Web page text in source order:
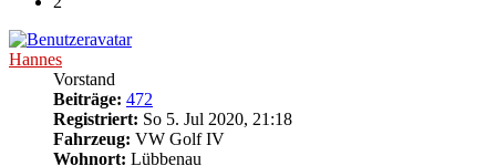
Hannes
Vorstand
Beiträge: 472
Registriert: So 5. Jul 2020, 21:18
Fahrzeug: VW Golf IV
Wohnort: Lübbenau